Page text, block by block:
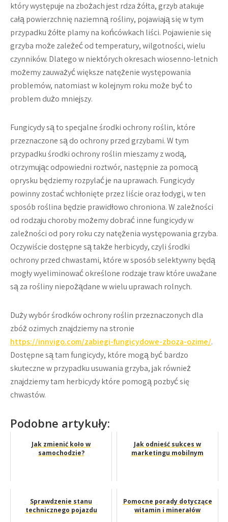
który występuje na zbożach jest rdza żółta, grzyb atakuje
całą powierzchnię naziemną rośliny, pojawiają się w tym
przypadku żółte plamy na końcówkach liści. Pojawienie się
grzyba może zależeć od temperatury, wilgotności, wielu
czynników. Dlatego w niektórych okresach wiosenno-letnich
możemy zauważyć większe natężenie występowania
problemów, natomiast w kolejnym roku może być to
problem dużo mniejszy.
Fungicydy są to specjalne środki ochrony roślin, które
przeznaczone są do ochrony przed grzybami. W tym
przypadku środki ochrony roślin mieszamy z wodą,
otrzymując odpowiedni roztwór, następnie za pomocą
oprysku będziemy rozpylać je na uprawach. Fungicydy
powinny zostać wchłonięte przez liście oraz łodygi, w ten
sposób roślina będzie prawidłowo chroniona. W zależności
od rodzaju choroby możemy dobrać inne fungicydy w
zależności od pory roku czy natężenia występowania grzyba.
Oczywiście dostępne są także herbicydy, czyli środki
ochrony przed chwastami, które w sposób selektywny będą
mogły wyeliminować określone rodzaje traw które uważane
są za rośliny niepożądane w wielu uprawach rolnych.
Duży wybór środków ochrony roślin przeznaczonych dla
zbóż ozimych znajdziemy na stronie
https://innvigo.com/zabiegi-fungicydowe-zboza-ozime/.
Dostępne są tam fungicydy, które mogą być bardzo
skuteczne w przypadku usuwania grzyba, jak również
znajdziemy tam herbicydy które pomogą pozbyć się
chwastów.
Podobne artykuły:
Jak zmienić koło w
samochodzie?
Jak odnieść sukces w
marketingu mobilnym
Sprawdzenie stanu
technicznego pojazdu
Pomocne porady dotyczące
witamin i minerałów